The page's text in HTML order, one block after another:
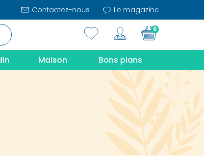
Contactez-nous Le magazine
0
Maison Bons plans